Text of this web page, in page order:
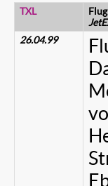
TXL
26.04.99